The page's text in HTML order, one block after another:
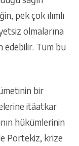
pek çok ılımlı
olmalarına
edebilir. Tüm bu
bir
itâatkar
hükümlerinin
Portekiz, krize